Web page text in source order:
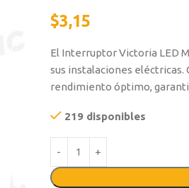
$3,15
El Interruptor Victoria LED
sus instalaciones eléctricas.
rendimiento óptimo,
219 disponibles